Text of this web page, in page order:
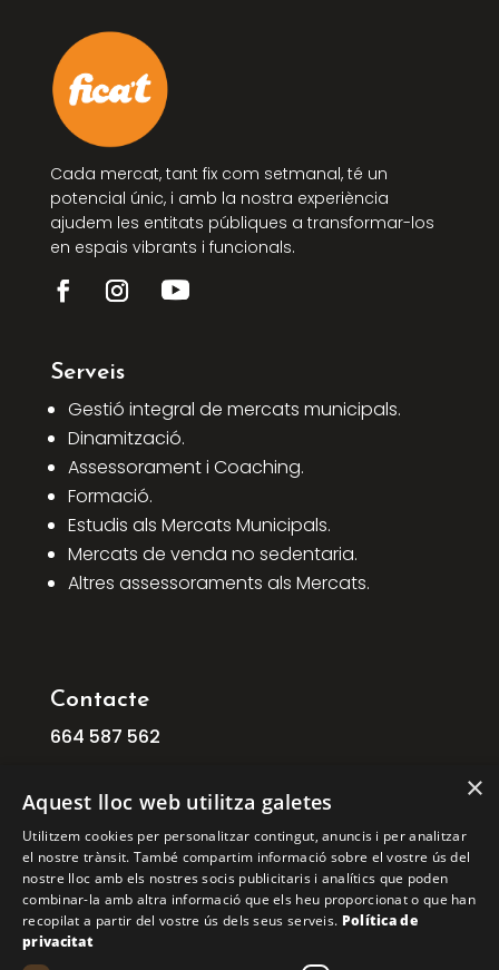
Cada mercat, tant fix com setmanal, té un
potencial únic, i amb la nostra experiència
ajudem les entitats públiques a transformar-los
en espais vibrants i funcionals.
Serveis
Gestió integral de mercats municipals.
Dinamització.
Assessorament i Coaching.
Formació.
Estudis als Mercats Municipals.
Mercats de venda no sedentaria.
Altres assessoraments als Mercats.
Contacte
664 587 562
C/ Mogoda, 1 08210 Barberà del Vallès
Barcelona
C/ Aribau, 168, 1º 1ª 08036 BARCELONA
COPYRIGHT © 2026 FICAT. TOTS ELS DRETS
×
Aquest lloc web utilitza galetes
Utilitzem cookies per personalitzar contingut, anuncis i per analitzar
el nostre trànsit. També compartim informació sobre el vostre ús del
nostre lloc amb els nostres socis publicitaris i analítics que poden
combinar-la amb altra informació que els heu proporcionat o que han
recopilat a partir del vostre ús dels seus serveis. Política de
privacitat